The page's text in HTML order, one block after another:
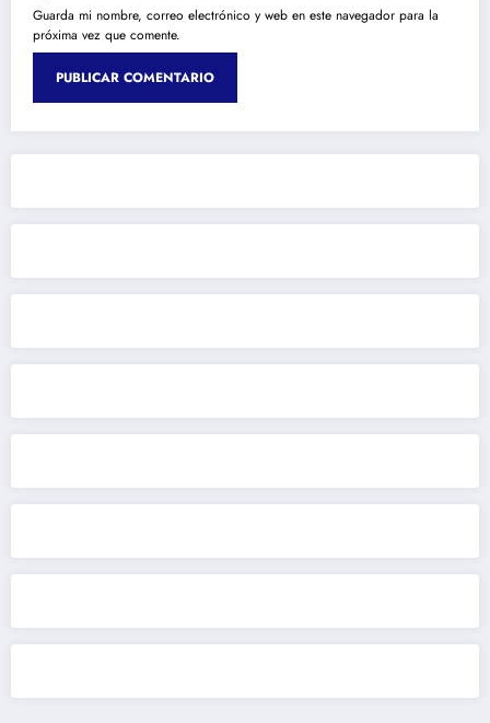
Guarda mi nombre, correo electrónico y web en este navegador para la
próxima vez que comente.